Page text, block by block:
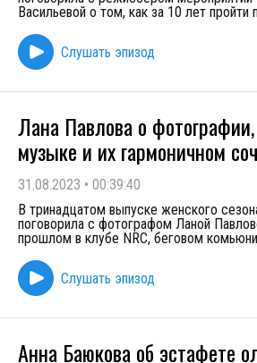
Васильевой о том, как за 10 лет пройти
Слушать эпизод
Лана Павлова о фотографии,
музыке и их гармоничном
31.08.2023 • 00:39:40
В тринадцатом выпуске женского
поговорила с фотографом Ланой
прошлом в клубе NRC, беговом
Слушать эпизод
Анна Баюкова об эстафете